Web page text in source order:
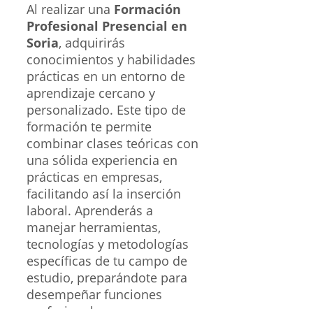
Al realizar una Formación
Profesional Presencial en
Soria, adquirirás
conocimientos y habilidades
prácticas en un entorno de
aprendizaje cercano y
personalizado. Este tipo de
formación te permite
combinar clases teóricas con
una sólida experiencia en
prácticas en empresas,
facilitando así la inserción
laboral. Aprenderás a
manejar herramientas,
tecnologías y metodologías
específicas de tu campo de
estudio, preparándote para
desempeñar funciones